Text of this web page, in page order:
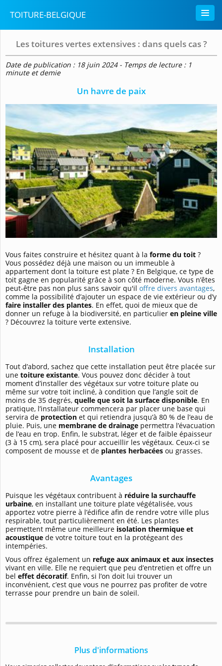
TOITURE-BELGIQUE
Les toitures vertes extensives : dans quels cas ?
Date de publication : 18 juin 2024 - Temps de lecture : 1
minute et demie
Un havre de paix
Vous faites construire et hésitez quant à la forme du toit ?
Vous possédez déjà une maison ou un immeuble à
appartement dont la toiture est plate ? En Belgique, ce type de
toit gagne en popularité grâce à son côté moderne. Vous n’êtes
peut-être pas non plus sans savoir qu'il offre divers avantages,
comme la possibilité d’ajouter un espace de vie extérieur ou d’y
faire installer des plantes. En effet, quoi de mieux que de
donner un refuge à la biodiversité, en particulier en pleine ville
? Découvrez la toiture verte extensive.
Installation
Tout d’abord, sachez que cette installation peut être placée sur
une toiture existante. Vous pouvez donc décider à tout
moment d’installer des végétaux sur votre toiture plate ou
même sur votre toit incliné, à condition que l’angle soit de
moins de 35 degrés, quelle que soit la surface disponible. En
pratique, l’installateur commencera par placer une base qui
servira de protection et qui retiendra jusqu’à 80 % de l’eau de
pluie. Puis, une membrane de drainage permettra l’évacuation
de l’eau en trop. Enfin, le substrat, léger et de faible épaisseur
(3 à 15 cm), sera placé pour accueillir les végétaux. Ceux-ci se
composent de mousse et de plantes herbacées ou grasses.
Avantages
Puisque les végétaux contribuent à réduire la surchauffe
urbaine, en installant une toiture plate végétalisée, vous
apportez votre pierre à l’édifice afin de rendre votre ville plus
respirable, tout particulièrement en été. Les plantes
permettent même une meilleure isolation thermique et
acoustique de votre toiture tout en la protégeant des
intempéries.
Vous offrez également un refuge aux animaux et aux insectes
vivant en ville. Elle ne requiert que peu d’entretien et offre un
bel effet décoratif. Enfin, si l’on doit lui trouver un
inconvénient, c’est que vous ne pourrez pas profiter de votre
terrasse pour prendre un bain de soleil.
Plus d'informations